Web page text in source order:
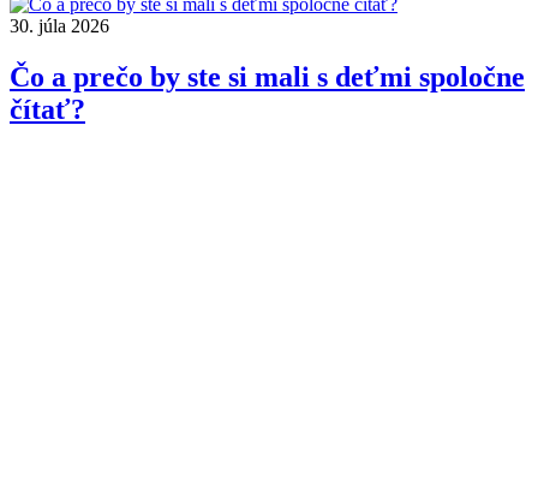
30. júla 2026
Čo a prečo by ste si mali s deťmi spoločne
čítať?